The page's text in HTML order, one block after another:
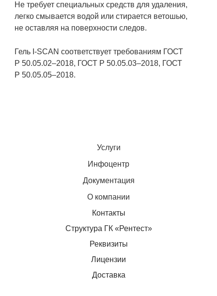
Не требует специальных средств для удаления,
легко смывается водой или стирается ветошью,
не оставляя на поверхности следов.
Гель I-SCAN соответствует требованиям ГОСТ
Р 50.05.02–2018, ГОСТ Р 50.05.03–2018, ГОСТ
Р 50.05.05–2018.
Услуги
Инфоцентр
Документация
О компании
Контакты
Структура ГК «Рентест»
Реквизиты
Лицензии
Доставка